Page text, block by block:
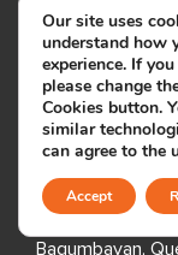
Bridgetowne IT
Ugong Norte,
Quezon City
1110 Metro Manila
Philippines
7th Floor, Global
Eastwood City
Bagumbayan,
Our site uses
understand how
experience. If
please change
Cookies button.
similar
can agree to the
Accept